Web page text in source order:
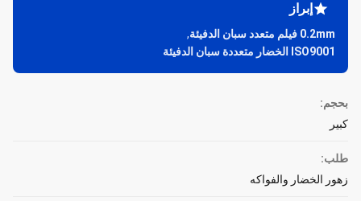
إبراز
0.2mm فيلم متعدد سبان الدفيئة
,
ISO9001 الخضار متعددة سبان الدفيئة
بحجم:
كبير
طلب:
زهور الخضار والفواكه